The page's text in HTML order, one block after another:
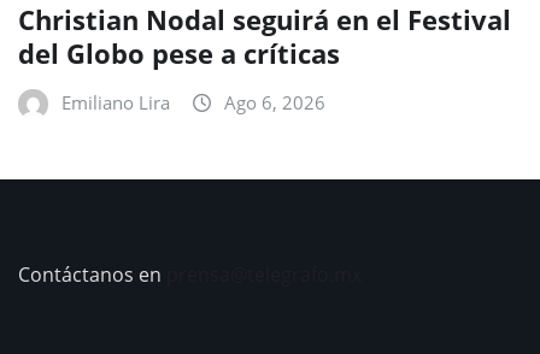
Christian Nodal seguirá en el Festival
del Globo pese a críticas
Emiliano Lira Ago 6, 2026
Contáctanos en